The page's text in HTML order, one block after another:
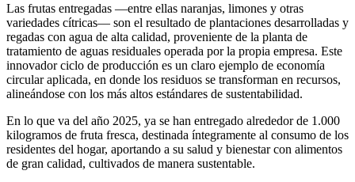
Las frutas entregadas —entre ellas naranjas, limones y otras
variedades cítricas— son el resultado de plantaciones desarrolladas y
regadas con agua de alta calidad, proveniente de la planta de
tratamiento de aguas residuales operada por la propia empresa. Este
innovador ciclo de producción es un claro ejemplo de economía
circular aplicada, en donde los residuos se transforman en recursos,
alineándose con los más altos estándares de sustentabilidad.
En lo que va del año 2025, ya se han entregado alrededor de 1.000
kilogramos de fruta fresca, destinada íntegramente al consumo de los
residentes del hogar, aportando a su salud y bienestar con alimentos
de gran calidad, cultivados de manera sustentable.